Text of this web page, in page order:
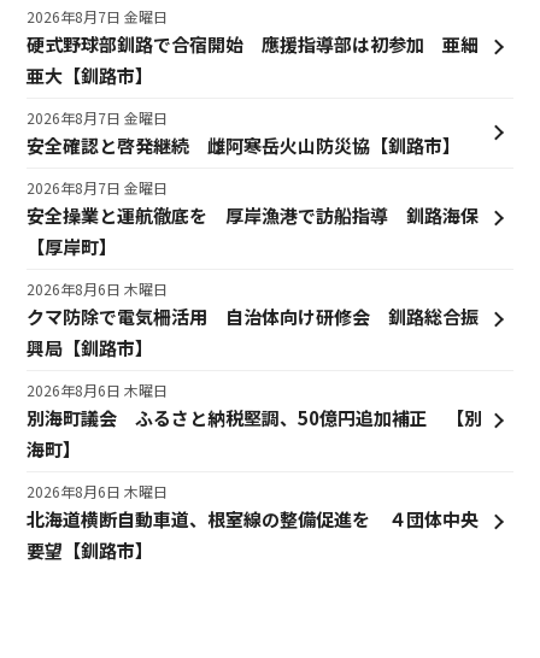
硬式野球部釧路で合宿開始 應援指導部は初参加 亜細
亜大【釧路市】
2026年8月7日 金曜日
安全確認と啓発継続 雌阿寒岳火山防災協【釧路市】
2026年8月7日 金曜日
安全操業と運航徹底を 厚岸漁港で訪船指導 釧路海保
【厚岸町】
2026年8月7日 金曜日
クマ防除で電気柵活用 自治体向け研修会 釧路総合振
興局【釧路市】
2026年8月6日 木曜日
別海町議会 ふるさと納税堅調、50億円追加補正 【別
海町】
2026年8月6日 木曜日
北海道横断自動車道、根室線の整備促進を ４団体中央
要望【釧路市】
2026年8月6日 木曜日